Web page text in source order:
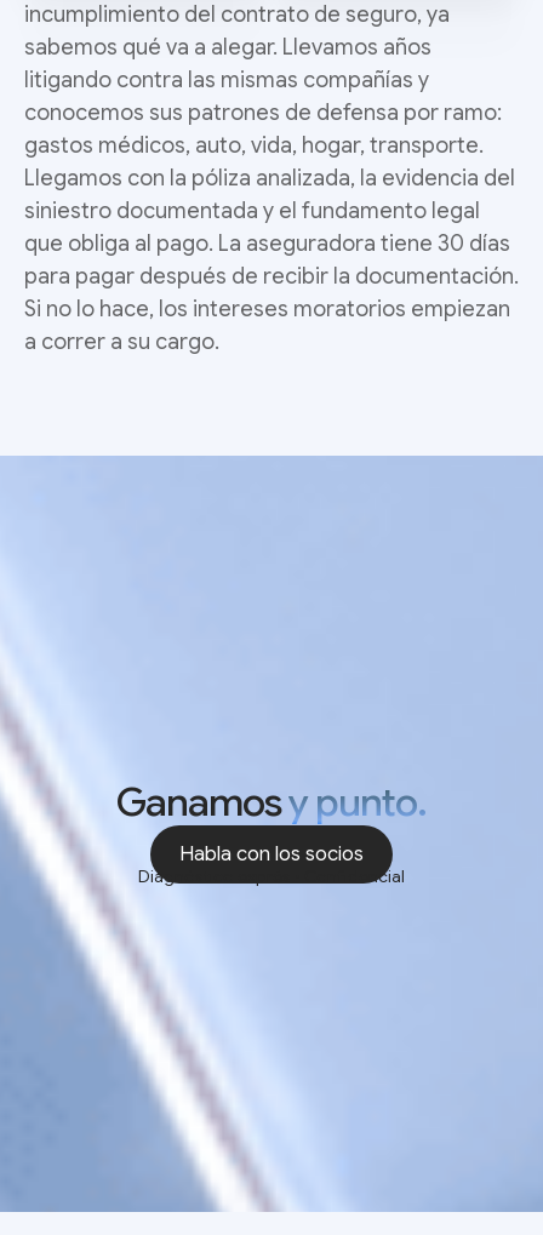
incumplimiento del contrato de seguro, ya
sabemos qué va a alegar. Llevamos años
litigando contra las mismas compañías y
conocemos sus patrones de defensa por ramo:
gastos médicos, auto, vida, hogar, transporte.
Llegamos con la póliza analizada, la evidencia del
siniestro documentada y el fundamento legal
que obliga al pago. La aseguradora tiene 30 días
para pagar después de recibir la documentación.
Si no lo hace, los intereses moratorios empiezan
a correr a su cargo.
Ganamosy punto.
Habla con los socios
Diagnóstico exprés • Confidencial